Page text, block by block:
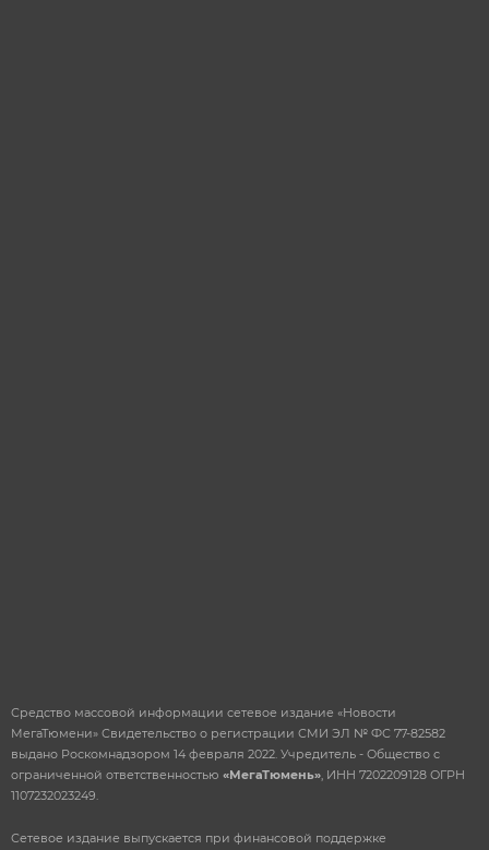
Сетевое издание выпускается при финансовой поддержке
Средство массовой информации сетевое издание «Новости
МегаТюмени» Свидетельство о регистрации СМИ ЭЛ № ФС 77-82582
выдано Роскомнадзором 14 февраля 2022. Учредитель - Общество с
ограниченной ответственностью «МегаТюмень» , ИНН 7202209128 ОГРН
1107232023249.